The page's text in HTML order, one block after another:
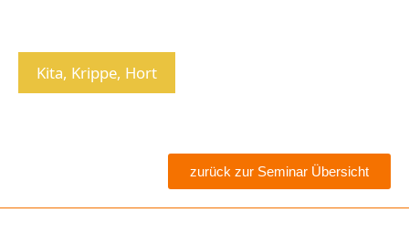
Kita, Krippe, Hort
zurück zur Seminar Übersicht